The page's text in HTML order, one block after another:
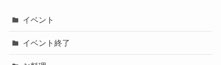
イベント
イベント終了